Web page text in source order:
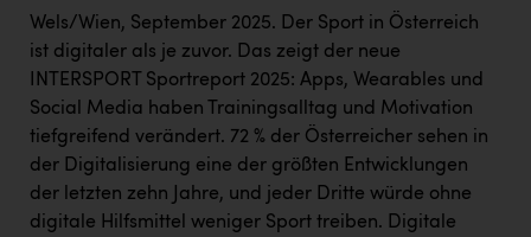
Wels/Wien, September 2025. Der Sport in Österreich
ist digitaler als je zuvor. Das zeigt der neue
INTERSPORT Sportreport 2025: Apps, Wearables und
Social Media haben Trainingsalltag und Motivation
tiefgreifend verändert. 72 % der Österreicher sehen in
der Digitalisierung eine der größten Entwicklungen
der letzten zehn Jahre, und jeder Dritte würde ohne
digitale Hilfsmittel weniger Sport treiben. Digitale